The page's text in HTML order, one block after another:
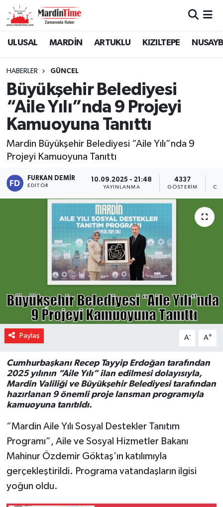
ULUSAL MARDİN ARTUKLU KIZILTEPE
HABERLER GÜNCEL
Büyükşehir Belediyesi
“Aile Yılı”nda 9 Projeyi
Kamuoyuna Tanıttı
Mardin Büyükşehir Belediyesi “Aile Yılı”nda 9
Projeyi Kamuoyuna Tanıttı
FURKAN DEMIR
EDITÖR
10.09.2025 - 21:48
YAYINLANMA
4337
GÖSTERIM
Paylaş A- A+
Cumhurbaşkanı Recep Tayyip Erdoğan tarafından
2025 yılının “Aile Yılı” ilan edilmesi dolayısıyla,
Mardin Valiliği ve Büyükşehir Belediyesi tarafından
hazırlanan 9 önemli proje lansman programıyla
kamuoyuna tanıtıldı.
“Mardin Aile Yılı Sosyal Destekler Tanıtım
Programı”, Aile ve Sosyal Hizmetler Bakanı
Mahinur Özdemir Göktaş’ın katılımıyla
gerçekleştirildi. Programa vatandaşların ilgisi
yoğun oldu.
Mardin Nöbetçi Eczaneler
Mardin Namaz Vakitleri
Mardin Trafik Yoğunluk Haritası
Süper Lig Puan Durumu ve Fikstür
Tüm Manşetler
Son Dakika Haberleri
Haber Arşivi